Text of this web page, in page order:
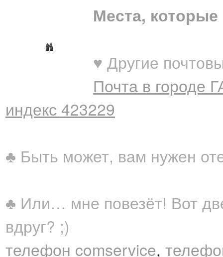
Места, которые
♥ Другие
Почта в городе
индекс 423229
♣ Быть может, вам нужен
♣ Или… мне повезёт! Вот
вдруг? ;)
телефон comservice,